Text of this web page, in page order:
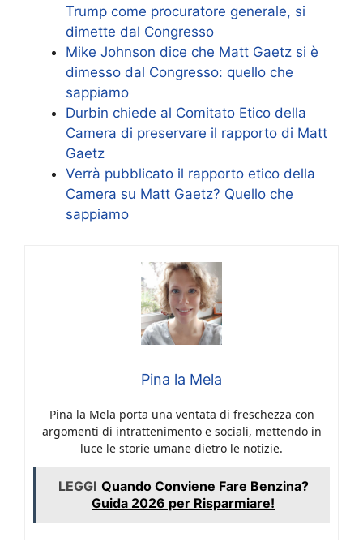
Trump come procuratore generale, si
dimette dal Congresso
Mike Johnson dice che Matt Gaetz si è
dimesso dal Congresso: quello che
sappiamo
Durbin chiede al Comitato Etico della
Camera di preservare il rapporto di Matt
Gaetz
Verrà pubblicato il rapporto etico della
Camera su Matt Gaetz? Quello che
sappiamo
Pina la Mela
Pina la Mela porta una ventata di freschezza con
argomenti di intrattenimento e sociali, mettendo in
luce le storie umane dietro le notizie.
LEGGI Quando Conviene Fare Benzina?
Guida 2026 per Risparmiare!